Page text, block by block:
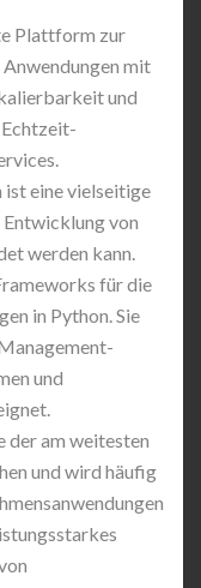
Plattform zur
mit
und
ist eine vielseitige
von
werden kann.
für die
in Python. Sie
und
der am weitesten
und wird häufig